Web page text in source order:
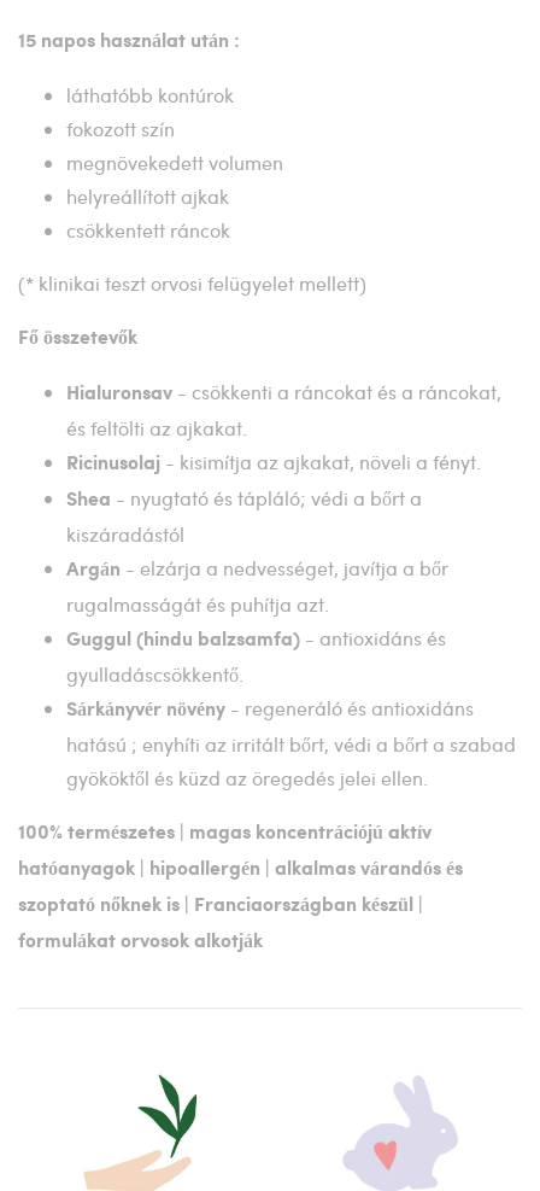
15 napos használat után :
láthatóbb kontúrok
fokozott szín
megnövekedett volumen
helyreállított ajkak
csökkentett ráncok
(* klinikai teszt orvosi felügyelet mellett)
Fő összetevők
Hialuronsav - csökkenti a ráncokat és a ráncokat,
és feltölti az ajkakat.
Ricinusolaj - kisimítja az ajkakat, növeli a fényt.
Shea - nyugtató és tápláló; védi a bőrt a
kiszáradástól
Argán - elzárja a nedvességet, javítja a bőr
rugalmasságát és puhítja azt.
Guggul (hindu balzsamfa) - antioxidáns és
gyulladáscsökkentő.
Sárkányvér növény - regeneráló és antioxidáns
hatású ; enyhíti az irritált bőrt, védi a bőrt a szabad
gyököktől és küzd az öregedés jelei ellen.
100% természetes | magas koncentrációjú aktív
hatóanyagok | hipoallergén | alkalmas várandós és
szoptató nőknek is | Franciaországban készül |
formulákat orvosok alkotják